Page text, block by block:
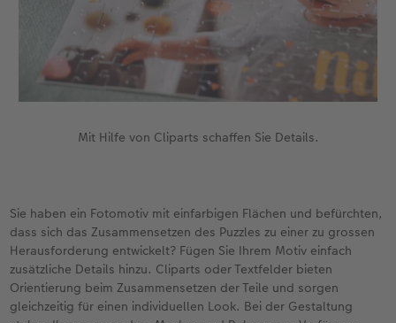
Mit Hilfe von Cliparts schaffen Sie Details.
Sie haben ein Fotomotiv mit einfarbigen Flächen und befürchten,
dass sich das Zusammensetzen des Puzzles zu einer zu grossen
Herausforderung entwickelt? Fügen Sie Ihrem Motiv einfach
zusätzliche Details hinzu. Cliparts oder Textfelder bieten
Orientierung beim Zusammensetzen der Teile und sorgen
gleichzeitig für einen individuellen Look. Bei der Gestaltung